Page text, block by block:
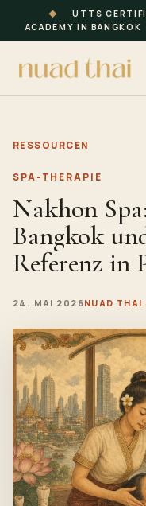
◆ UTTS
ACADEMY IN BANGKOK
RESSOURCEN
SPA-THERAPIE
Nakhon
Bangkok
Referenz in
24. MAI 2026NUAD THAI